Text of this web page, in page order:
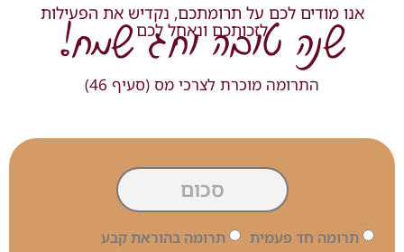
אנו מודים לכם על תרומתכם, נקדיש את הפעילות
לזכותכם ונאחל לכם
שנה טובה וחג שמח!
התרומה מוכרת לצרכי מס (סעיף 46)
תרומה חד פעמית תרומה בהוראת קבע